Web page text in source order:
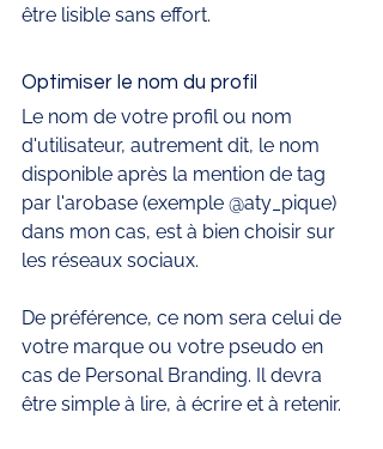
être lisible sans effort.​
Optimiser le nom du profil
Le nom de votre profil ou nom
d'utilisateur, autrement dit, le nom
disponible après la mention de tag
par l'arobase (exemple @aty_pique)
dans mon cas, est à bien choisir sur
les réseaux sociaux.
De préférence, ce nom sera celui de
votre marque ou votre pseudo en
cas de Personal Branding. Il devra
être simple à lire, à écrire et à retenir.